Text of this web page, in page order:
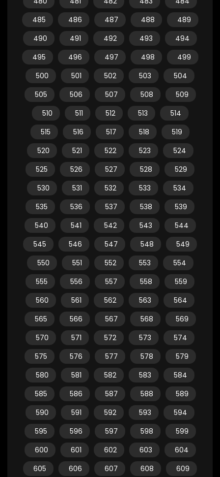
485
486 487 488
489
490
491 492 493
494
495
496 497 498
499
500
501 502 503
504
505
506 507 508
509
510
511 512 513
514
515
516 517 518
519
520
521 522 523
524
525
526 527 528
529
530
531 532 533
534
535
536 537 538
539
540
541 542 543
544
545
546 547 548
549
550
551 552 553
554
555
556 557 558
559
560
561 562 563
564
565
566 567 568
569
570
571 572 573
574
575
576 577 578
579
580
581 582 583
584
585
586 587 588
589
590
591 592 593
594
595
596 597 598
599
600
601 602 603
604
605
606 607 608
609